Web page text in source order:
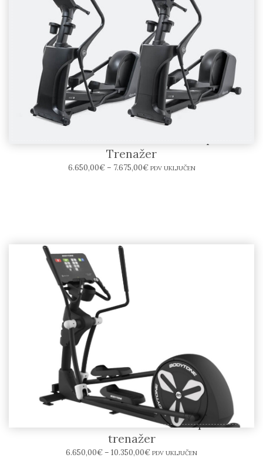
Trenažer
6.650,00€– 7.675,00€ PDV UKLJUČEN
BODYTONE EVO E-SERIES Eliptični
trenažer
6.650,00€ – 10.350,00€ PDV UKLJUČEN